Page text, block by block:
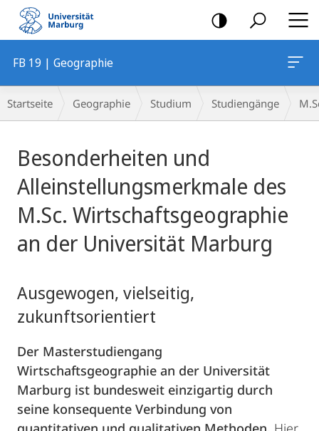
Mobile-
Navigation
FB 19 | Geographie
Breadcrumb-
Navigation
Startseite Geographie Studium Studiengänge
Besonderheiten und
Alleinstellungsmerkmale des
M.Sc. Wirtschaftsgeographie
an der Universität Marburg
Ausgewogen, vielseitig,
zukunftsorientiert
Der Masterstudiengang
Wirtschaftsgeographie an der Universität
Marburg ist bundesweit einzigartig durch
seine konsequente Verbindung von